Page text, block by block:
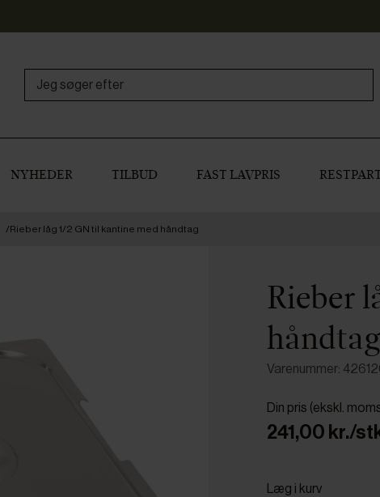
NYHEDER TILBUD FAST LAVPRIS
Rieber låg 1/2 GN til kantine med håndtag
Rieber
håndtag
Varenummer:
Din pris (ekskl.
241,00 kr./
Læg i kurv